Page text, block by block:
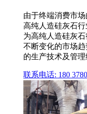
由于终端消费市
高纯人造硅灰石
为高纯人造硅灰
不断变化的市场
的生产技术及管
联系电话: 180